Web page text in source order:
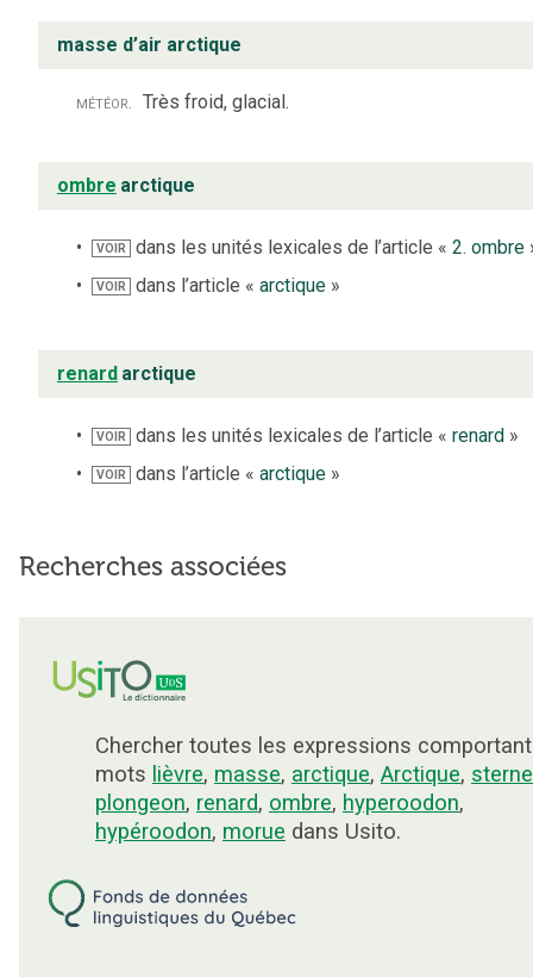
masse d’air arctique
météor. Très froid, glacial.
ombre arctique
VOIR dans les unités lexicales de l’article «2. ombre
VOIR dans l’article «arctique »
renard arctique
VOIR dans les unités lexicales de l’article «renard »
VOIR dans l’article «arctique »
Recherches associées
Chercher toutes les expressions
mots lièvre, masse, arctique, Arctique, sterne
plongeon, renard, ombre, hyperoodon,
hypéroodon, morue dans Usito.